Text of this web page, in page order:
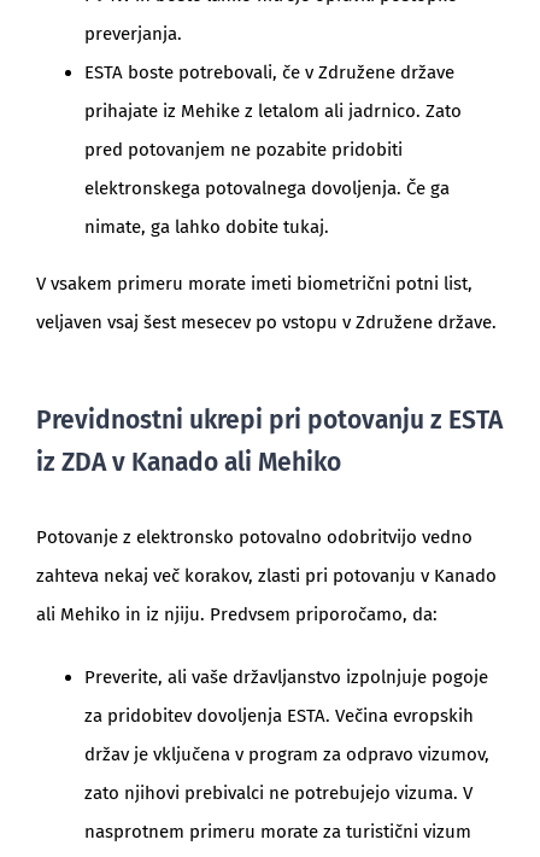
preverjanja.
ESTA boste potrebovali, če v Združene države
prihajate iz Mehike z letalom ali jadrnico. Zato
pred potovanjem ne pozabite pridobiti
elektronskega potovalnega dovoljenja. Če ga
nimate, ga lahko dobite tukaj.
V vsakem primeru morate imeti biometrični potni list,
veljaven vsaj šest mesecev po vstopu v Združene države.
Previdnostni ukrepi pri potovanju z ESTA
iz ZDA v Kanado ali Mehiko
Potovanje z elektronsko potovalno odobritvijo vedno
zahteva nekaj več korakov, zlasti pri potovanju v Kanado
ali Mehiko in iz njiju. Predvsem priporočamo, da:
Preverite, ali vaše državljanstvo izpolnjuje pogoje
za pridobitev dovoljenja ESTA. Večina evropskih
držav je vključena v program za odpravo vizumov,
zato njihovi prebivalci ne potrebujejo vizuma. V
nasprotnem primeru morate za turistični vizum